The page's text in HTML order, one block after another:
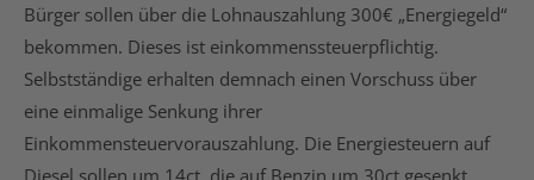
Bürger sollen über die Lohnauszahlung 300€ „Energiegeld“
bekommen. Dieses ist einkommenssteuerpflichtig.
Selbstständige erhalten demnach einen Vorschuss über
eine einmalige Senkung ihrer
Einkommensteuervorauszahlung. Die Energiesteuern auf
Diesel sollen um 14ct, die auf Benzin um 30ct gesenkt